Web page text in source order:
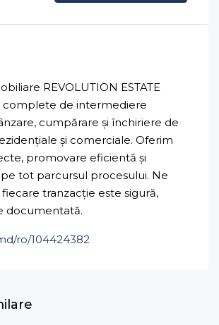
REVOLUTION ESTATE
complete de intermediere
cumpărare și închiriere de
și comerciale. Oferim
promovare eficientă și
tot parcursul procesului. Ne
tranzacție este sigură,
documentată.
ro/104424382